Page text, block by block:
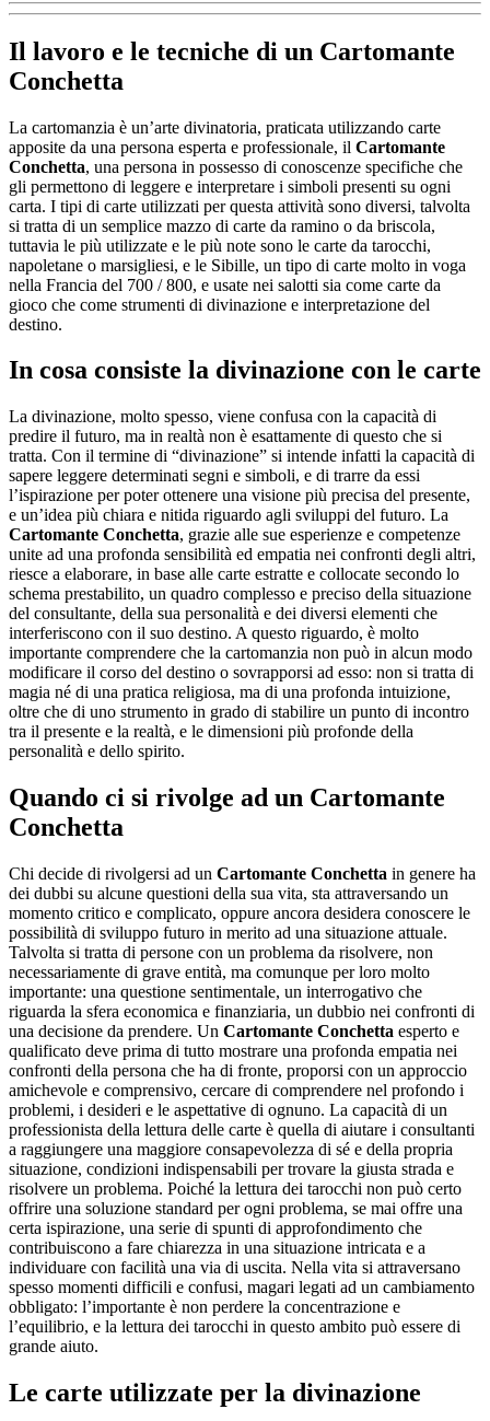
Il lavoro e le tecniche di un Cartomante
Conchetta
La cartomanzia è un’arte divinatoria, praticata utilizzando carte
apposite da una persona esperta e professionale, il Cartomante
Conchetta, una persona in possesso di conoscenze specifiche che
gli permettono di leggere e interpretare i simboli presenti su ogni
carta. I tipi di carte utilizzati per questa attività sono diversi, talvolta
si tratta di un semplice mazzo di carte da ramino o da briscola,
tuttavia le più utilizzate e le più note sono le carte da tarocchi,
napoletane o marsigliesi, e le Sibille, un tipo di carte molto in voga
nella Francia del 700 / 800, e usate nei salotti sia come carte da
gioco che come strumenti di divinazione e interpretazione del
destino.
In cosa consiste la divinazione con le carte
La divinazione, molto spesso, viene confusa con la capacità di
predire il futuro, ma in realtà non è esattamente di questo che si
tratta. Con il termine di “divinazione” si intende infatti la capacità di
sapere leggere determinati segni e simboli, e di trarre da essi
l’ispirazione per poter ottenere una visione più precisa del presente,
e un’idea più chiara e nitida riguardo agli sviluppi del futuro. La
Cartomante Conchetta, grazie alle sue esperienze e competenze
unite ad una profonda sensibilità ed empatia nei confronti degli altri,
riesce a elaborare, in base alle carte estratte e collocate secondo lo
schema prestabilito, un quadro complesso e preciso della situazione
del consultante, della sua personalità e dei diversi elementi che
interferiscono con il suo destino. A questo riguardo, è molto
importante comprendere che la cartomanzia non può in alcun modo
modificare il corso del destino o sovrapporsi ad esso: non si tratta di
magia né di una pratica religiosa, ma di una profonda intuizione,
oltre che di uno strumento in grado di stabilire un punto di incontro
tra il presente e la realtà, e le dimensioni più profonde della
personalità e dello spirito.
Quando ci si rivolge ad un Cartomante
Conchetta
Chi decide di rivolgersi ad un Cartomante Conchetta in genere ha
dei dubbi su alcune questioni della sua vita, sta attraversando un
momento critico e complicato, oppure ancora desidera conoscere le
possibilità di sviluppo futuro in merito ad una situazione attuale.
Talvolta si tratta di persone con un problema da risolvere, non
necessariamente di grave entità, ma comunque per loro molto
importante: una questione sentimentale, un interrogativo che
riguarda la sfera economica e finanziaria, un dubbio nei confronti di
una decisione da prendere. Un Cartomante Conchetta esperto e
qualificato deve prima di tutto mostrare una profonda empatia nei
confronti della persona che ha di fronte, proporsi con un approccio
amichevole e comprensivo, cercare di comprendere nel profondo i
problemi, i desideri e le aspettative di ognuno. La capacità di un
professionista della lettura delle carte è quella di aiutare i consultanti
a raggiungere una maggiore consapevolezza di sé e della propria
situazione, condizioni indispensabili per trovare la giusta strada e
risolvere un problema. Poiché la lettura dei tarocchi non può certo
offrire una soluzione standard per ogni problema, se mai offre una
certa ispirazione, una serie di spunti di approfondimento che
contribuiscono a fare chiarezza in una situazione intricata e a
individuare con facilità una via di uscita. Nella vita si attraversano
spesso momenti difficili e confusi, magari legati ad un cambiamento
obbligato: l’importante è non perdere la concentrazione e
l’equilibrio, e la lettura dei tarocchi in questo ambito può essere di
grande aiuto.
Le carte utilizzate per la divinazione